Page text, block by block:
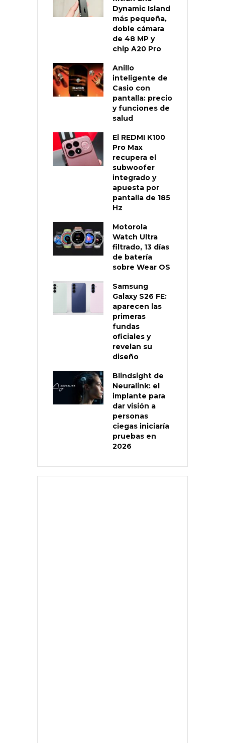
Dynamic Island
más pequeña,
doble cámara
de 48 MP y
chip A20 Pro
Anillo
inteligente de
Casio con
pantalla: precio
y funciones de
salud
El REDMI K100
Pro Max
recupera el
subwoofer
integrado y
apuesta por
pantalla de 185
Hz
Motorola
Watch Ultra
filtrado, 13 días
de batería
sobre Wear OS
Samsung
Galaxy S26 FE:
aparecen las
primeras
fundas
oficiales y
revelan su
diseño
Blindsight de
Neuralink: el
implante para
dar visión a
personas
ciegas iniciaría
pruebas en
2026